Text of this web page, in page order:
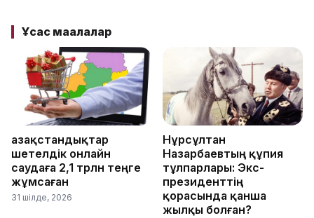
Ұқсас мақалалар
Қазақстандықтар
шетелдік онлайн
саудаға 2,1 трлн теңге
жұмсаған
31 шілде, 2026
Нұрсұлтан
Назарбаевтың құпия
тұлпарлары: Экс-
президенттің
қорасында қанша
жылқы болған?